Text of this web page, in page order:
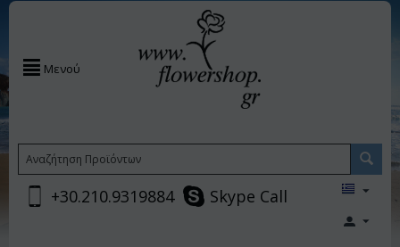
Μενού
+30.210.9319884 Skype Call